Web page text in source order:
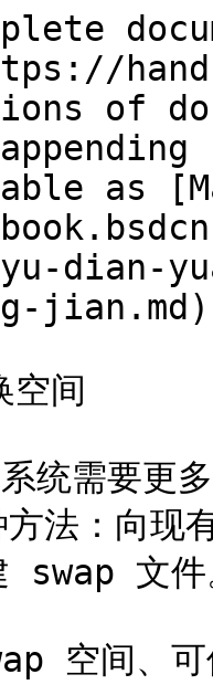
of
as
dian-
间
统需要更
法：向现
swap 文件
空间、可